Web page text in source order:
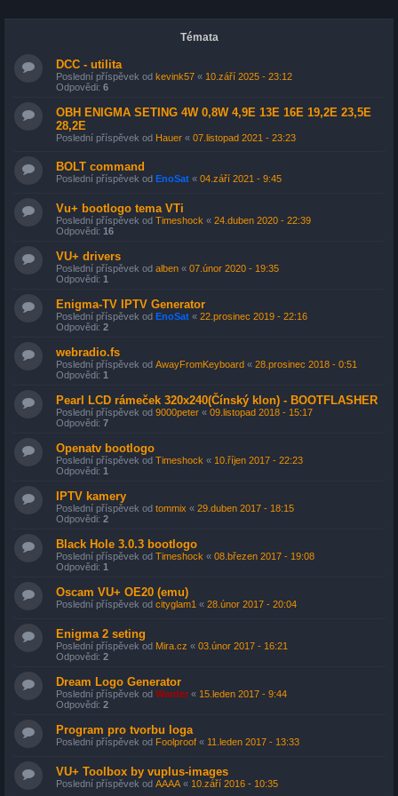
Témata
DCC - utilita
Poslední příspěvek od kevink57 « 10.září 2025 - 23:12
Odpovědi: 6
OBH ENIGMA SETING 4W 0,8W 4,9E 13E 16E 19,2E 23,5E
28,2E
Poslední příspěvek od Hauer « 07.listopad 2021 - 23:23
BOLT command
Poslední příspěvek od EnoSat « 04.září 2021 - 9:45
Vu+ bootlogo tema VTi
Poslední příspěvek od Timeshock « 24.duben 2020 - 22:39
Odpovědi: 16
VU+ drivers
Poslední příspěvek od alben « 07.únor 2020 - 19:35
Odpovědi: 1
Enigma-TV IPTV Generator
Poslední příspěvek od EnoSat « 22.prosinec 2019 - 22:16
Odpovědi: 2
webradio.fs
Poslední příspěvek od AwayFromKeyboard « 28.prosinec 2018 - 0:51
Odpovědi: 1
Pearl LCD rámeček 320x240(Čínský klon) - BOOTFLASHER
Poslední příspěvek od 9000peter « 09.listopad 2018 - 15:17
Odpovědi: 7
Openatv bootlogo
Poslední příspěvek od Timeshock « 10.říjen 2017 - 22:23
Odpovědi: 1
IPTV kamery
Poslední příspěvek od tommix « 29.duben 2017 - 18:15
Odpovědi: 2
Black Hole 3.0.3 bootlogo
Poslední příspěvek od Timeshock « 08.březen 2017 - 19:08
Odpovědi: 1
Oscam VU+ OE20 (emu)
Poslední příspěvek od cityglam1 « 28.únor 2017 - 20:04
Enigma 2 seting
Poslední příspěvek od Mira.cz « 03.únor 2017 - 16:21
Odpovědi: 2
Dream Logo Generator
Poslední příspěvek od Warder « 15.leden 2017 - 9:44
Odpovědi: 2
Program pro tvorbu loga
Poslední příspěvek od Foolproof « 11.leden 2017 - 13:33
VU+ Toolbox by vuplus-images
Poslední příspěvek od AAAA« 10.září 2016 - 10:35